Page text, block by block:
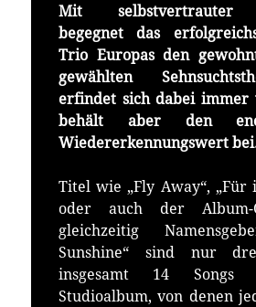
Mit selbstvertrauter
begegnet das
Trio Europas den
gewählten
erfindet sich dabei immer
behält aber den
Wiedererkennungswert
Titel wie „Fly Away“, „Für
oder auch der Album-
gleichzeitig
Sunshine“ sind nur
insgesamt 14 Songs
Studioalbum, von denen